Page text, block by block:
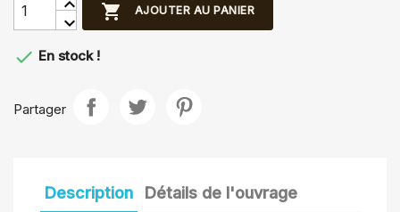
 AJOUTER AU PANIER
 En stock !
Partager
Description Détails de l'ouvrage